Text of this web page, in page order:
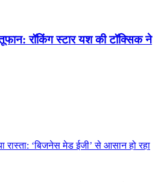
रॉकिंग स्टार यश की टॉक्सिक ने
रास्ता: ‘बिजनेस मेड ईजी’ से आसान हो रहा